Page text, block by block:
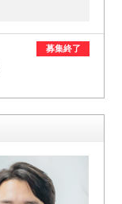
募集終了